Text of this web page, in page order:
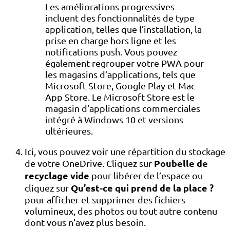
Les améliorations progressives
incluent des fonctionnalités de type
application, telles que l’installation, la
prise en charge hors ligne et les
notifications push. Vous pouvez
également regrouper votre PWA pour
les magasins d’applications, tels que
Microsoft Store, Google Play et Mac
App Store. Le Microsoft Store est le
magasin d’applications commerciales
intégré à Windows 10 et versions
ultérieures.
Ici, vous pouvez voir une répartition du stockage
de votre OneDrive. Cliquez sur Poubelle de
recyclage vide pour libérer de l’espace ou
cliquez sur Qu’est-ce qui prend de la place ?
pour afficher et supprimer des fichiers
volumineux, des photos ou tout autre contenu
dont vous n’avez plus besoin.